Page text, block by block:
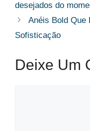
desejados do
Anéis Bold Que
Sofisticação
Deixe Um